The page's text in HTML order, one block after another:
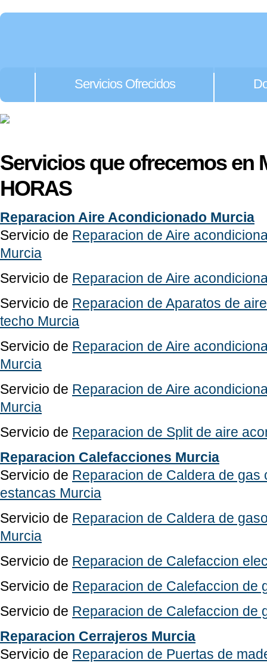
Servicios Ofrecidos
Servicios que ofrecemos en
HORAS
Reparacion Aire Acondicionado Murcia
Servicio de Reparacion de Aire
Murcia
Servicio de Reparacion de Aire
Servicio de Reparacion de Aparatos de
techo Murcia
Servicio de Reparacion de Aire
Murcia
Servicio de Reparacion de Aire
Murcia
Servicio de Reparacion de Split de aire
Reparacion Calefacciones Murcia
Servicio de Reparacion de Caldera de gas
estancas Murcia
Servicio de Reparacion de Caldera de
Murcia
Servicio de Reparacion de Calefaccion
Servicio de Reparacion de Calefaccion de
Servicio de Reparacion de Calefaccion de
Reparacion Cerrajeros Murcia
Servicio de Reparacion de Puertas de